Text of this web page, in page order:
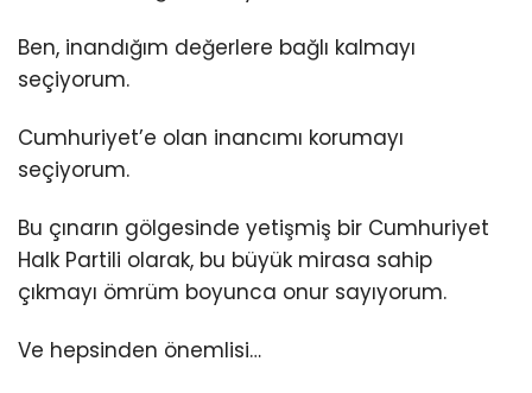
Ben, inandığım değerlere bağlı kalmayı
seçiyorum.
Cumhuriyet’e olan inancımı korumayı
seçiyorum.
Bu çınarın gölgesinde yetişmiş bir Cumhuriyet
Halk Partili olarak, bu büyük mirasa sahip
çıkmayı ömrüm boyunca onur sayıyorum.
Ve hepsinden önemlisi…